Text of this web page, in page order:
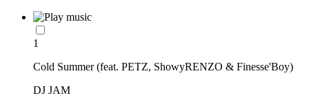
1
Cold Summer (feat. PETZ, ShowyRENZO & Finesse'Boy)
DJ JAM